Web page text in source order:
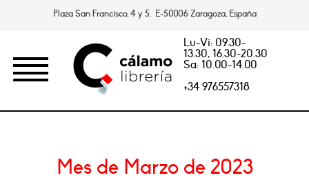
Plaza San Francisco, 4 y 5. E-50006 Zaragoza, España
Lu-Vi: 09.30-
13.30, 16.30-20.30
Sa: 10.00-14.00
+34 976557318
Mes de Marzo de 2023